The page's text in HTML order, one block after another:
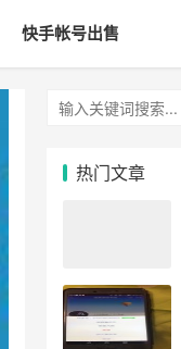
快手帐号出售
热门文章